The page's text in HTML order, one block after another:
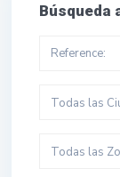
Búsqueda
Todas las
Todas las